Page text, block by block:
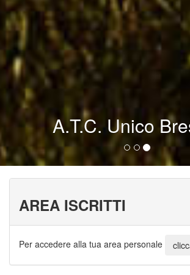
A.T.C. Unico
AREA ISCRITTI
Per accedere alla tua area personale